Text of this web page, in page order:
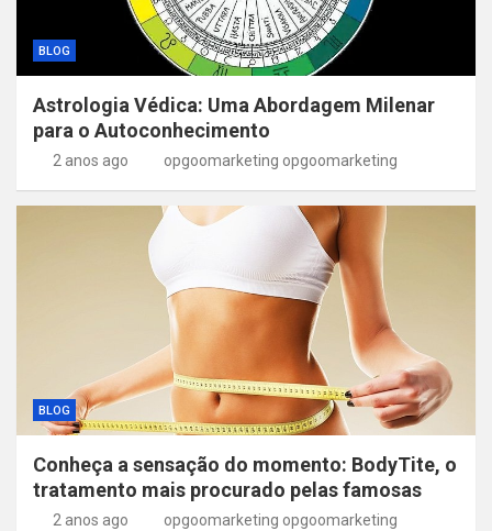
BLOG
Astrologia Védica: Uma Abordagem Milenar
para o Autoconhecimento
2 anos ago opgoomarketing opgoomarketing
BLOG
Conheça a sensação do momento: BodyTite, o
tratamento mais procurado pelas famosas
2 anos ago opgoomarketing opgoomarketing